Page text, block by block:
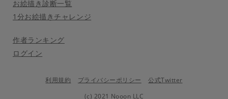
お絵描き診断一覧
1分お絵描きチャレンジ
作者ランキング
ログイン
利用規約 プライバシーポリシー
公式Twitter
(c) 2021 Nooon LLC